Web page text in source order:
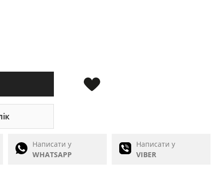
Написати у
WHATSAPP
Написати у
VIBER